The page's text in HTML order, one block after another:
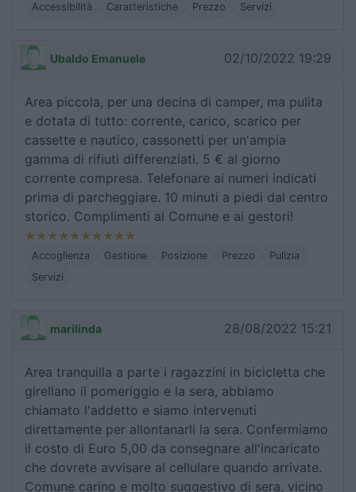
Accessibilità Caratteristiche Prezzo Servizi
Ubaldo Emanuele 02/10/2022 19:29
Area piccola, per una decina di camper, ma pulita
e dotata di tutto: corrente, carico, scarico per
cassette e nautico, cassonetti per un'ampia
gamma di rifiuti differenziati. 5 € al giorno
corrente compresa. Telefonare ai numeri indicati
prima di parcheggiare. 10 minuti a piedi dal centro
storico. Complimenti al Comune e ai gestori!
Accoglienza Gestione Posizione Prezzo
Pulizia
Servizi
marilinda 28/08/2022 15:21
Area tranquilla a parte i ragazzini in bicicletta che
girellano il pomeriggio e la sera, abbiamo
chiamato l'addetto e siamo intervenuti
direttamente per allontanarli la sera. Confermiamo
il costo di Euro 5,00 da consegnare all'incaricato
che dovrete avvisare al cellulare quando arrivate.
Comune carino e molto suggestivo di sera, vicino